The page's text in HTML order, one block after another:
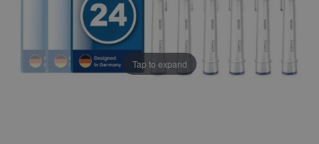
Tap to expand